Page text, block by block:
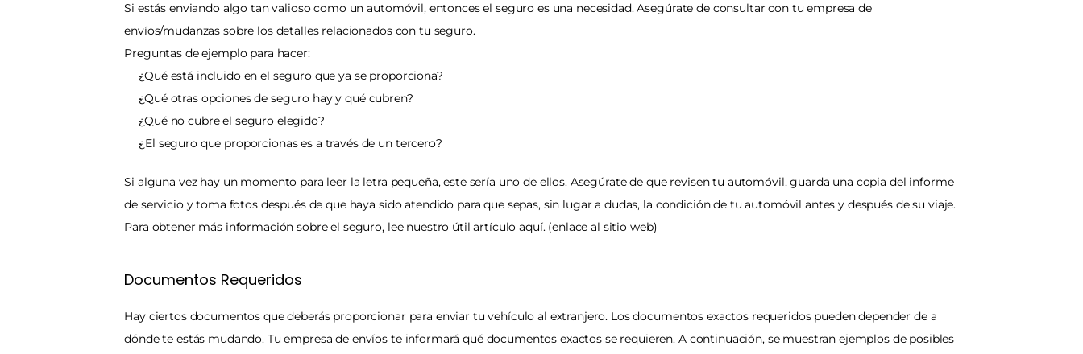
Si estás enviando algo tan valioso como un automóvil, entonces el seguro es una necesidad. Asegúrate de consultar con tu empresa de
envíos/mudanzas sobre los detalles relacionados con tu seguro.
Preguntas de ejemplo para hacer:
¿Qué está incluido en el seguro que ya se proporciona?
¿Qué otras opciones de seguro hay y qué cubren?
¿Qué no cubre el seguro elegido?
¿El seguro que proporcionas es a través de un tercero?
Si alguna vez hay un momento para leer la letra pequeña, este sería uno de ellos. Asegúrate de que revisen tu automóvil, guarda una copia del informe
de servicio y toma fotos después de que haya sido atendido para que sepas, sin lugar a dudas, la condición de tu automóvil antes y después de su viaje.
Para obtener más información sobre el seguro, lee nuestro útil artículo aquí. (enlace al sitio web)
Documentos Requeridos
Hay ciertos documentos que deberás proporcionar para enviar tu vehículo al extranjero. Los documentos exactos requeridos pueden depender de a
dónde te estás mudando. Tu empresa de envíos te informará qué documentos exactos se requieren. A continuación, se muestran ejemplos de posibles